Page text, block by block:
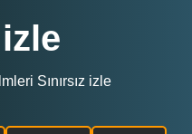
Sınırsız izle